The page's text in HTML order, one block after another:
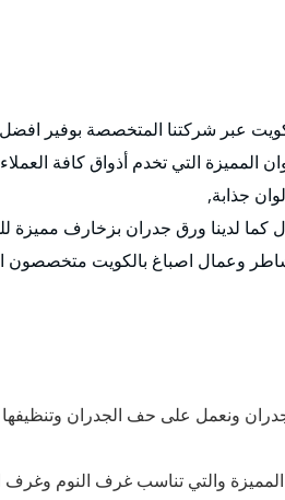
عبر شركتنا المتخصصة بوفير افضل
المميزة التي تخدم أذواق كافة
جذابة,
كما لدينا ورق جدران بزخارف مميزة
وعمال اصباغ بالكويت متخصصون
ونعمل على حف الجدران
المميزة والتي تناسب غرف النوم